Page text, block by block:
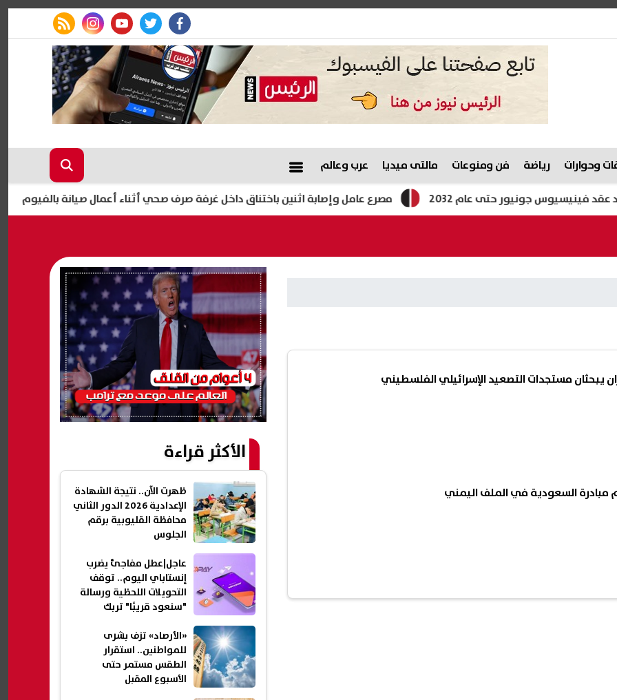
facebook
twitter
youtube
instagram
rss feed
وحوارات رياضة فن ومنوعات مالتى ميديا عرب وعالم
مصرع عامل وإصابة اثنين باختناق داخل غرفة صرف صحي أثناء أعمال صيانة بالفيوم جونيور حتى عام 2032
يبحثان مستجدات التصعيد الإسرائيلي الفلسطيني
مبادرة السعودية في الملف اليمني
الأكثر قراءة
ظهرت الآن.. نتيجة الشهادة
الإعدادية 2026 الدور الثاني
محافظة القليوبية برقم
الجلوس
عاجل|عطل مفاجئ يضرب
إنستاباي اليوم.. توقف
التحويلات اللحظية ورسالة
"سنعود قريبًا" تربك
«الأرصاد» تزف بشرى
للمواطنين.. استقرار
الطقس مستمر حتى
الأسبوع المقبل